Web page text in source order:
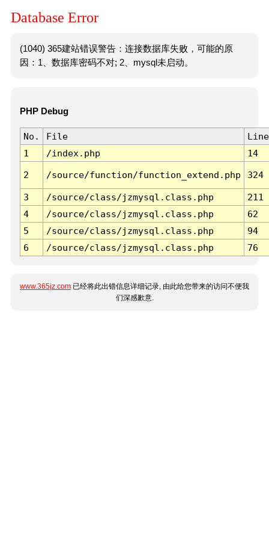
Database Error
(1040) 365建站错误警告：连接数据库失败，可能的原
因：1、数据库密码不对; 2、mysql未启动。
PHP Debug
No. File
Line
1
/index.php 14
2 /source/function/function_extend.php 324
3 /source/class/jzmysql.class.php
211
4
/source/class/jzmysql.class.php
62
5
/source/class/jzmysql.class.php
94
6
/source/class/jzmysql.class.php 76
www.365jz.com 已经将此出错信息详细记录, 由此给您带来的访问不便我
们深感歉意.